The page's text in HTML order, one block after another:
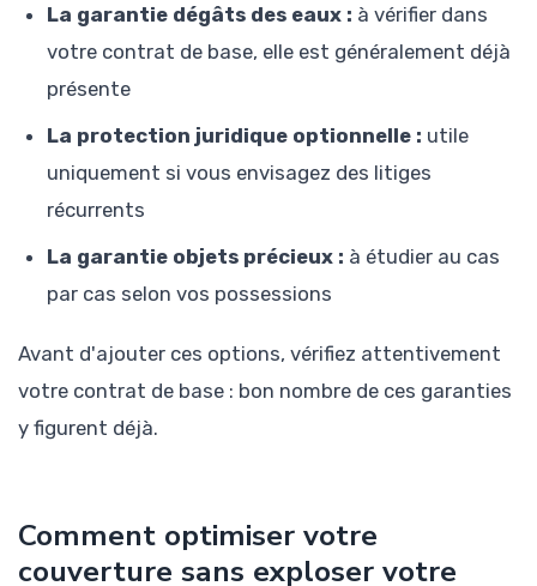
La garantie dégâts des eaux : à vérifier dans
votre contrat de base, elle est généralement déjà
présente
La protection juridique optionnelle : utile
uniquement si vous envisagez des litiges
récurrents
La garantie objets précieux : à étudier au cas
par cas selon vos possessions
Avant d'ajouter ces options, vérifiez attentivement
votre contrat de base : bon nombre de ces garanties
y figurent déjà.
Comment optimiser votre
couverture sans exploser votre